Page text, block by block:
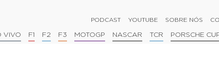
PODCAST YOUTUBE SOBRE NÓS
VIVO F1 F2 F3 MOTOGP NASCAR TCR PORSCHE